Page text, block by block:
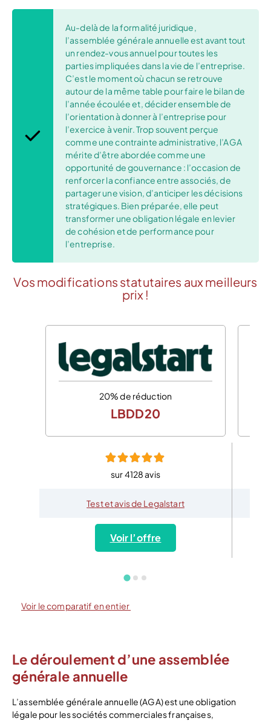
Au-delà de la formalité juridique,
l’assemblée générale annuelle est avant tout
un rendez-vous annuel pour toutes les
parties impliquées dans la vie de l’entreprise.
C’est le moment où chacun se retrouve
autour de la même table pour faire le bilan de
l’année écoulée et, décider ensemble de
l’orientation à donner à l’entreprise pour
l’exercice à venir. Trop souvent perçue
comme une contrainte administrative, l’AGA
mérite d’être abordée comme une
opportunité de gouvernance : l’occasion de
renforcer la confiance entre associés, de
partager une vision, d’anticiper les décisions
stratégiques. Bien préparée, elle peut
transformer une obligation légale en levier
de cohésion et de performance pour
l’entreprise.
Vos modifications statutaires aux meilleurs
prix !
20% de réduction
LBDD20
sur 4128 avis
Test et avis de Legalstart
Voir l’offre
Voir le comparatif en entier
Le déroulement d’une assemblée
générale annuelle
L’assemblée générale annuelle (AGA) est une obligation
légale pour les sociétés commerciales françaises,